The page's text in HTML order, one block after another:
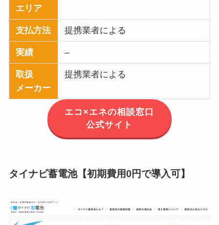
エリア
支払方法 提携業者による
実績 –
取扱
メーカー
提携業者による
エコ×エネの相談窓口
公式サイト
タイナビ蓄電池【初期費用0円で導入可】